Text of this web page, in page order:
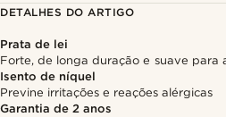
DETALHES DO ARTIGO
Prata de lei
Forte, de longa duração e suave para
Isento de níquel
Previne irritações e reações alérgicas
Garantia de 2 anos